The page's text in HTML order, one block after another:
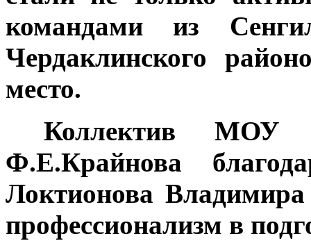
командами из
Чердаклинского
место.
Коллектив МОУ
Ф.Е.Крайнова
Локтионова
профессионализм в